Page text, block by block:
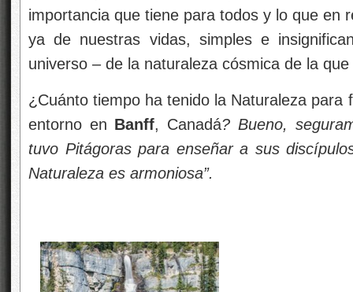
importancia que tiene para todos y lo que en
ya de nuestras vidas, simples e
universo – de la naturaleza cósmica de la
¿Cuánto tiempo ha tenido la Naturaleza
entorno en Banff, Canadá? Bueno,
tuvo Pitágoras para enseñar a sus
Naturaleza es armoniosa”.